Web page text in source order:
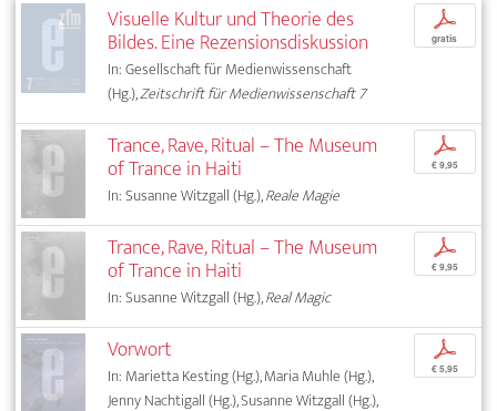
Visuelle Kultur und Theorie des
Bildes. Eine Rezensionsdiskussion
In: Gesellschaft für Medienwissenschaft
(Hg.),Zeitschrift für Medienwissenschaft 7
p
gratis
Trance, Rave, Ritual – The Museum
of Trance in Haiti
In: Susanne Witzgall (Hg.),Reale Magie
p
€ 9,95
Trance, Rave, Ritual – The Museum
of Trance in Haiti
In: Susanne Witzgall (Hg.),Real Magic
p
€ 9,95
Vorwort
In: Marietta Kesting (Hg.), Maria Muhle (Hg.),
Jenny Nachtigall (Hg.), Susanne Witzgall (Hg.),
p
€ 5,95